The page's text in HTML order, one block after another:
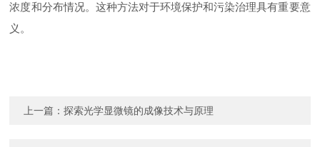
浓度和分布情况。这种方法对于环境保护和污染治理具有重要意
义。
上一篇：探索光学显微镜的成像技术与原理